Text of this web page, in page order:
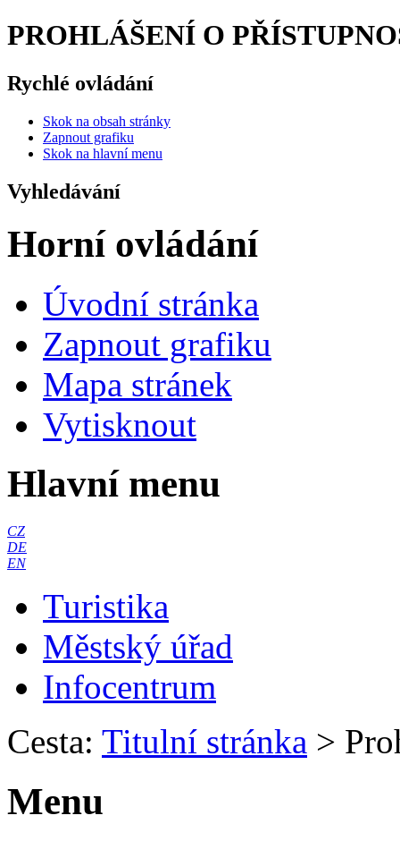
PROHLÁŠENÍ O
Rychlé ovládání
Skok na obsah stránky
Zapnout grafiku
Skok na hlavní menu
Vyhledávání
Horní ovládání
Úvodní stránka
Zapnout grafiku
Mapa stránek
Vytisknout
Hlavní menu
CZ
DE
EN
Turistika
Městský úřad
Infocentrum
Cesta: Titulní stránka >
Menu